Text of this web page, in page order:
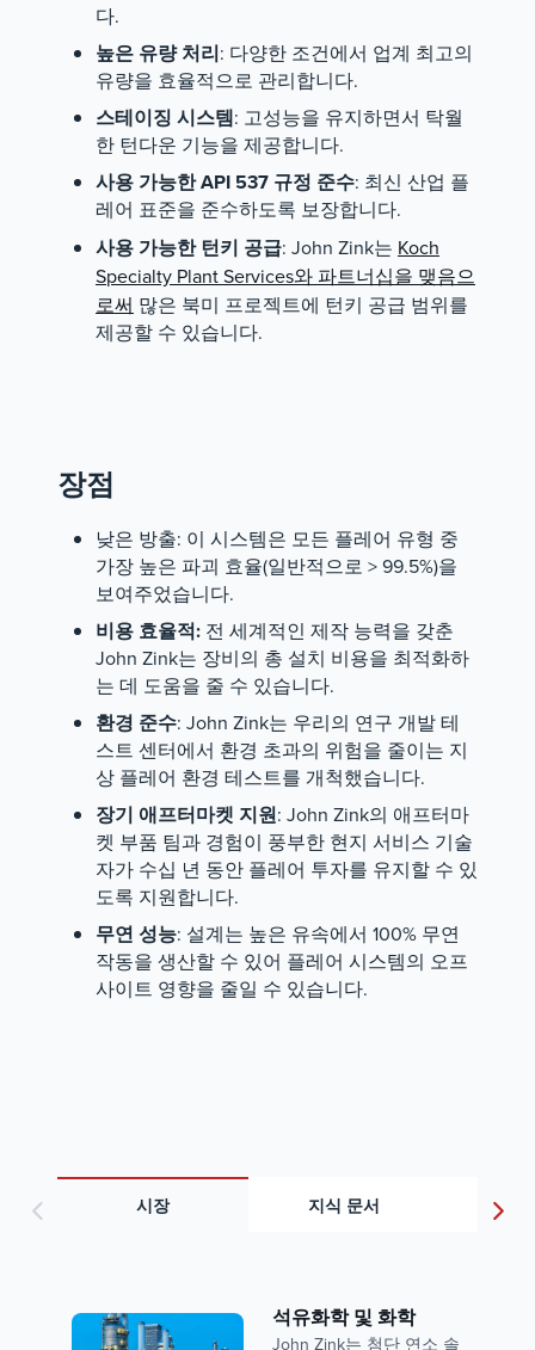
다.
높은 유량 처리: 다양한 조건에서 업계 최고의
유량을 효율적으로 관리합니다.
스테이징 시스템: 고성능을 유지하면서 탁월
한 턴다운 기능을 제공합니다.
사용 가능한 API 537 규정 준수: 최신 산업 플
레어 표준을 준수하도록 보장합니다.
사용 가능한 턴키 공급: John Zink는 Koch
Specialty Plant Services와 파트너십을 맺음으
로써 많은 북미 프로젝트에 턴키 공급 범위를
제공할 수 있습니다.
장점
낮은 방출: 이 시스템은 모든 플레어 유형 중
가장 높은 파괴 효율(일반적으로 > 99.5%)을
보여주었습니다.
비용 효율적: 전 세계적인 제작 능력을 갖춘
John Zink는 장비의 총 설치 비용을 최적화하
는 데 도움을 줄 수 있습니다.
환경 준수: John Zink는 우리의 연구 개발 테
스트 센터에서 환경 초과의 위험을 줄이는 지
상 플레어 환경 테스트를 개척했습니다.
장기 애프터마켓 지원: John Zink의 애프터마
켓 부품 팀과 경험이 풍부한 현지 서비스 기술
자가 수십 년 동안 플레어 투자를 유지할 수 있
도록 지원합니다.
무연 성능: 설계는 높은 유속에서 100% 무연
작동을 생산할 수 있어 플레어 시스템의 오프
사이트 영향을 줄일 수 있습니다.
시장 지식 문서
석유화학 및 화학
John Zink는 첨단 연소 솔